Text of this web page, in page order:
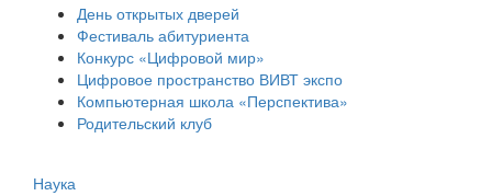
День открытых дверей
Фестиваль абитуриента
Конкурс «Цифровой мир»
Цифровое пространство ВИВТ экспо
Компьютерная школа «Перспектива»
Родительский клуб
Наука